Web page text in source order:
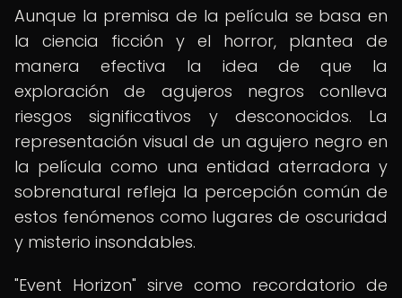
Aunque la premisa de la película se basa en
la ciencia ficción y el horror, plantea de
manera efectiva la idea de que la
exploración de agujeros negros conlleva
riesgos significativos y desconocidos. La
representación visual de un agujero negro en
la película como una entidad aterradora y
sobrenatural refleja la percepción común de
estos fenómenos como lugares de oscuridad
y misterio insondables.
"Event Horizon" sirve como recordatorio de